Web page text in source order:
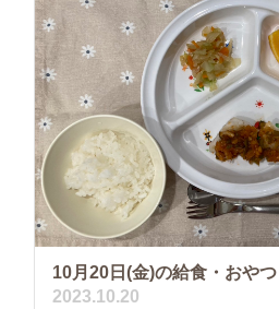
10月20日(金)の給食・おやつ
2023.10.20